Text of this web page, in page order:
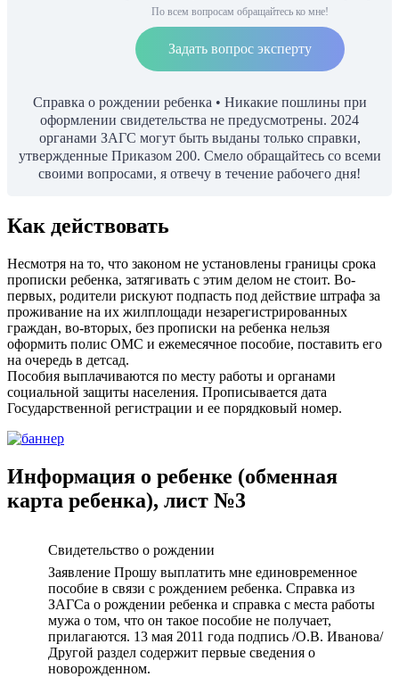
По всем вопросам обращайтесь ко мне!
Задать вопрос эксперту
Справка о рождении ребенка • Никакие пошлины при
оформлении свидетельства не предусмотрены. 2024
органами ЗАГС могут быть выданы только справки,
утвержденные Приказом 200. Смело обращайтесь со всеми
своими вопросами, я отвечу в течение рабочего дня!
Как действовать
Несмотря на то, что законом не установлены границы срока
прописки ребенка, затягивать с этим делом не стоит. Во-
первых, родители рискуют подпасть под действие штрафа за
проживание на их жилплощади незарегистрированных
граждан, во-вторых, без прописки на ребенка нельзя
оформить полис ОМС и ежемесячное пособие, поставить его
на очередь в детсад.
Пособия выплачиваются по месту работы и органами
социальной защиты населения. Прописывается дата
Государственной регистрации и ее порядковый номер.
Информация о ребенке (обменная
карта ребенка), лист №3
Свидетельство о рождении
Заявление Прошу выплатить мне единовременное
пособие в связи с рождением ребенка. Справка из
ЗАГСа о рождении ребенка и справка с места работы
мужа о том, что он такое пособие не получает,
прилагаются. 13 мая 2011 года подпись /О.В. Иванова/
Другой раздел содержит первые сведения о
новорожденном.